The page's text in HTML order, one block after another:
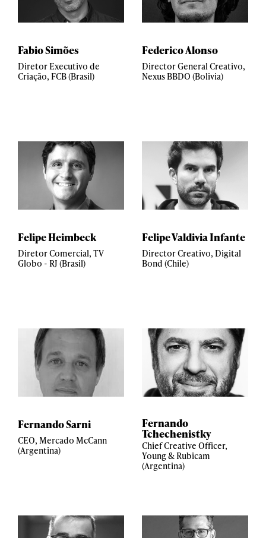
Fabio Simões
Diretor Executivo de
Criação, FCB (Brasil)
Federico Alonso
Director General Creativo,
Nexus BBDO (Bolivia)
Felipe Heimbeck
Diretor Comercial, TV
Globo - RJ (Brasil)
Felipe Valdivia Infante
Director Creativo, Digital
Bond (Chile)
Fernando Sarni
CEO, Mercado McCann
(Argentina)
Fernando
Tchechenistky
Chief Creative Officer,
Young & Rubicam
(Argentina)